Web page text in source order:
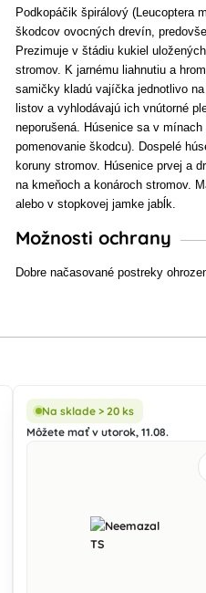
Podkopáčik špirálový (Leucoptera
škodcov ovocných drevín,
Prezimuje v štádiu kukiel
stromov. K jarnému liahnutiu a
samičky kladú vajíčka jednotlivo
listov a vyhlodávajú ich vnútorné
neporušená. Húsenice sa v
pomenovanie škodcu). Dospelé
koruny stromov. Húsenice prvej a
na kmeňoch a konároch stromov.
alebo v stopkovej jamke jabĺk.
Možnosti ochrany
Dobre načasované postreky
Na sklade > 20 ks
Môžete mať v utorok, 11.08.